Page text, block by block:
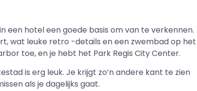
een hotel een goede basis om van te verkennen.
wat leuke retro -details en een zwembad op het
toe, en je hebt het Park Regis City Center.
is erg leuk. Je krijgt zo’n andere kant te zien
als je dagelijks gaat.